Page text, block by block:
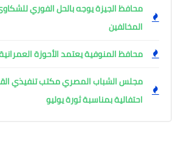
محافظ الجيزة يوجه بالحل الفوري
المخالفين
محافظ المنوفية يعتمد الأحوزة
مجلس الشباب المصري مكتب تنفيذي
احتفالية بمناسبة ثورة يوليو